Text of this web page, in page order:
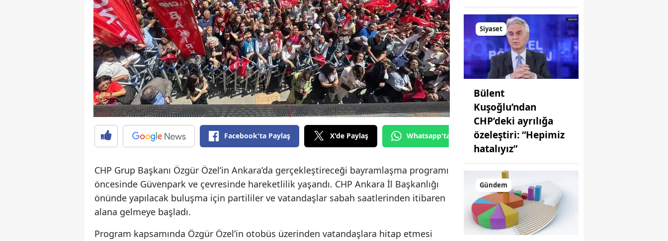
Facebook'ta Paylaş X'de Paylaş Whatsapp'tan Gönder
CHP Grup Başkanı Özgür Özel’in Ankara’da gerçekleştireceği bayramlaşma programı
öncesinde Güvenpark ve çevresinde hareketlilik yaşandı. CHP Ankara İl Başkanlığı
önünde yapılacak buluşma için partililer ve vatandaşlar sabah saatlerinden itibaren
alana gelmeye başladı.
Program kapsamında Özgür Özel’in otobüs üzerinden vatandaşlara hitap etmesi
Siyaset
Bülent
Kuşoğlu’ndan
CHP’deki ayrılığa
özeleştiri: “Hepimiz
hatalıyız”
Gündem